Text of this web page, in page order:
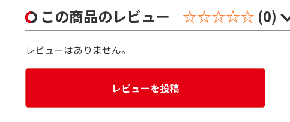
この商品のレビュー ☆☆☆☆☆ (0)
レビューはありません。
レビューを投稿